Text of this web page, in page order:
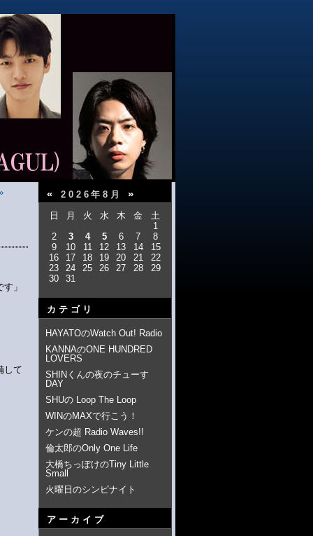
」
して
« 2026年8月 »
日 月 火 水 木 金
土
1
2
3 4 5 6 7
8
9
10 11 12 13 14
15
16
17 18 19 20 21
22
23
24 25 26 27 28
29
30
31
カテゴリ
HAYATOのWatch Out! Radio
KANNAのONE HUNDRED
LOVERS
SHINくんの夜のチューす
DAY
SHUの Loop The Loop
WINのMAXで行こう！
ケンの超 Radio Waves!!
倫太郎のOnly One Life
大橋ちっぽけのTiny Little
Small
火曜日のシンピナイト
アーカイブ